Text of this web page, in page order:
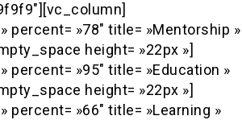
percent= »78″ title= »Mentorship »
height= »22px »]
»95″ title= »Education »
height= »22px »]
»66″ title= »Learning »